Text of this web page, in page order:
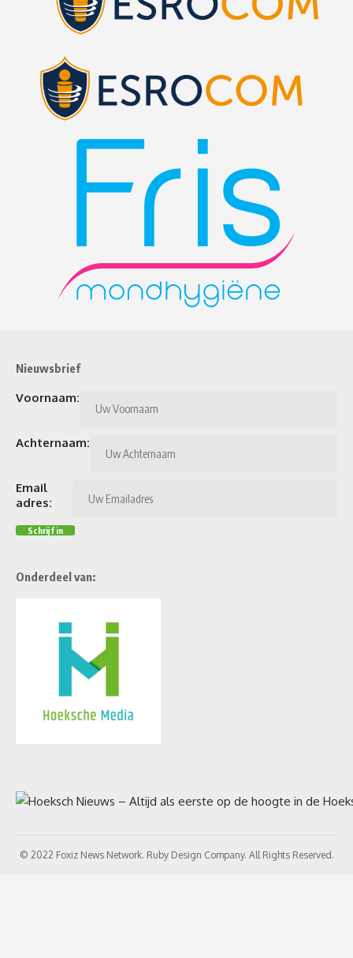
Nieuwsbrief
Voornaam:
Achternaam:
Email
adres:
Onderdeel van:
© 2022 Foxiz News Network. Ruby Design Company. All Rights Reserved.